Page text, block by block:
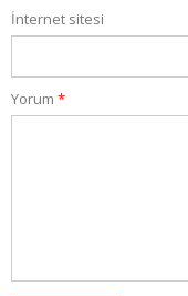
İnternet sitesi
Yorum *